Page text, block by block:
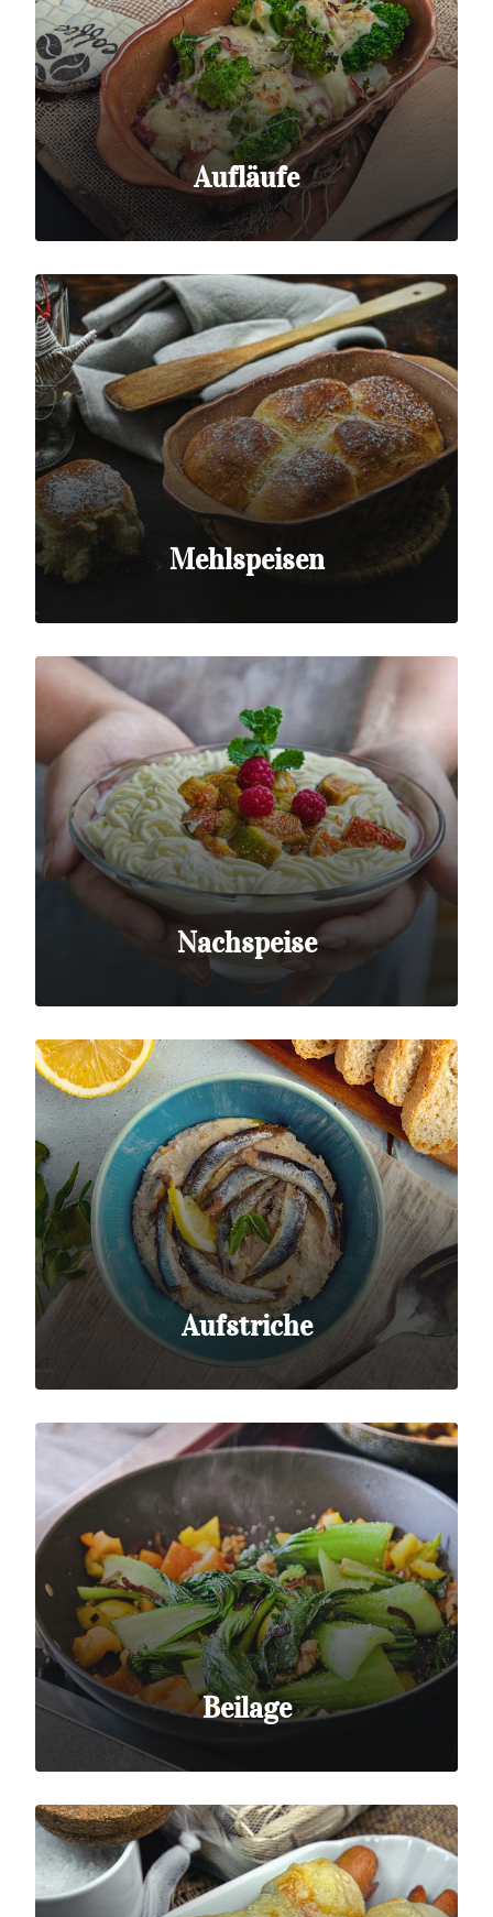
Aufläufe
Mehlspeisen
Nachspeise
Aufstriche
Beilage